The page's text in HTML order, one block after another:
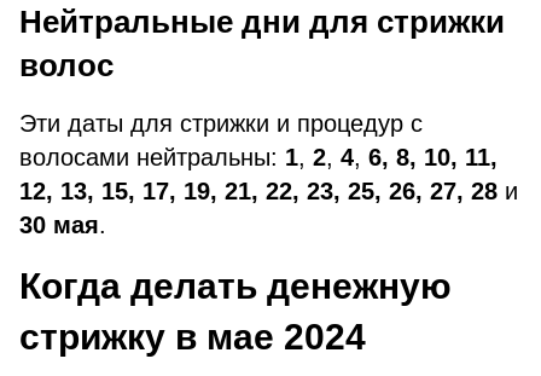
Нейтральные дни для стрижки
волос
Эти даты для стрижки и процедур с
волосами нейтральны: 1, 2, 4, 6, 8, 10, 11,
12, 13, 15, 17, 19, 21, 22, 23, 25, 26, 27, 28 и
30 мая.
Когда делать денежную
стрижку в мае 2024